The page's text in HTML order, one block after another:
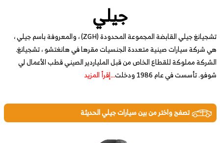
جيلي
تشجيانغ جيلي القابضة المجموعة المحدودة (ZGH) ، والمعروفة باسم جيلي ،
هي شركة سيارات صينية متعددة الجنسيات مقرها في هانغتشو ، تشجيانغ.
الشركة مملوكة للقطاع الخاص من قبل الملياردير الصيني قطب الأعمال لي
شوفو. تأسست في عام 1986 ودخلت
...إقرأ المزيد
تصفح واختر من بين سيارات جيلي الحديثة